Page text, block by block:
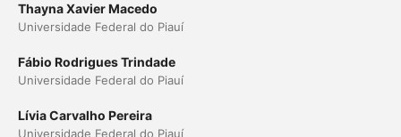
Thayna Xavier Macedo
Universidade Federal do Piauí
Fábio Rodrigues Trindade
Universidade Federal do Piauí
Lívia Carvalho Pereira
Universidade Federal do Piauí